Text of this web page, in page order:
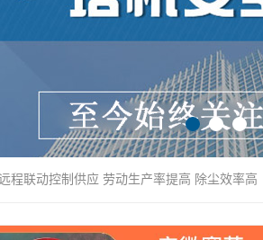
程联动控制供应 劳动生产率提高 除尘效率高